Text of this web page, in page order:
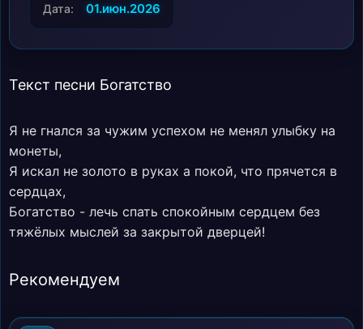
Дата: 01.июн.2026
Текст песни Богатство
Я не гнался за чужим успехом не менял улыбку на
монеты,
Я искал не золото в руках а покой, что прячется в
сердцах,
Богатство - лечь спать спокойным сердцем без
тяжёлых мыслей за закрытой дверцей!
Рекомендуем